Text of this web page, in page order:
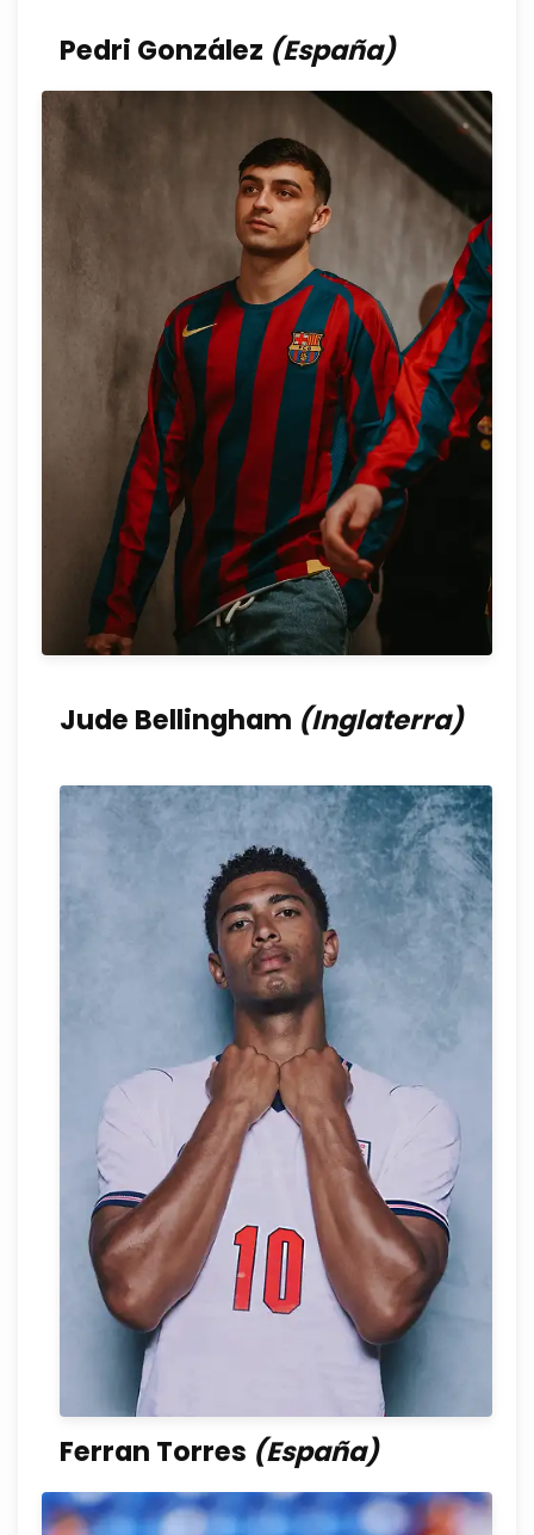
Pedri González (España)
Jude Bellingham (Inglaterra)
Ferran Torres (España)